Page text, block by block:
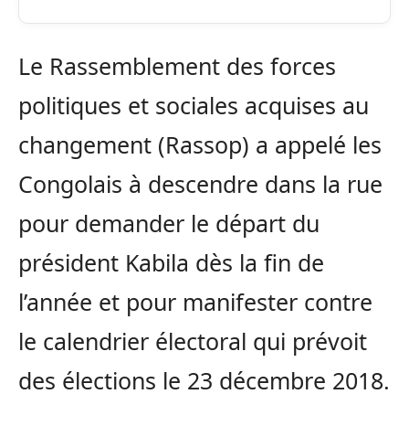
Le Rassemblement des forces
politiques et sociales acquises au
changement (Rassop) a appelé les
Congolais à descendre dans la rue
pour demander le départ du
président Kabila dès la fin de
l’année et pour manifester contre
le calendrier électoral qui prévoit
des élections le 23 décembre 2018.